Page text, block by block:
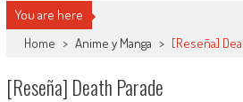
You are here
Home > Anime y Manga > [Reseña]
[Reseña] Death Parade